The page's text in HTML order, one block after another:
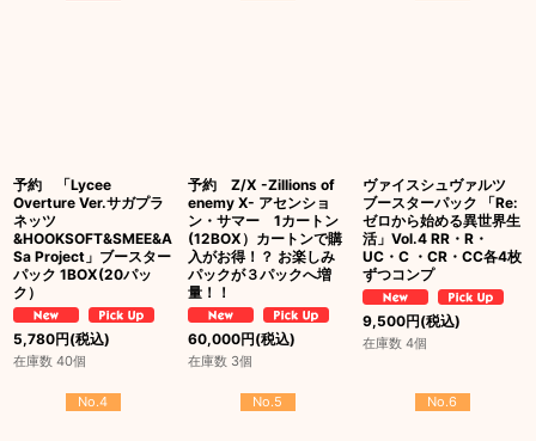
予約 「Lycee
Overture Ver.サガプラ
ネッツ
&HOOKSOFT&SMEE&A
Sa Project」ブースター
パック 1BOX(20パッ
ク）
5,780円(税込)
在庫数 40個
予約 Z/X -Zillions of
enemy X- アセンショ
ン・サマー 1カートン
(12BOX）カートンで購
入がお得！？ お楽しみ
パックが３パックへ増
量！！
60,000円(税込)
在庫数 3個
ヴァイスシュヴァルツ
ブースターパック 「Re:
ゼロから始める異世界生
活」Vol.4 RR・R・
UC・C ・CR・CC各4枚
ずつコンプ
9,500円(税込)
在庫数 4個
No.4 No.5 No.6